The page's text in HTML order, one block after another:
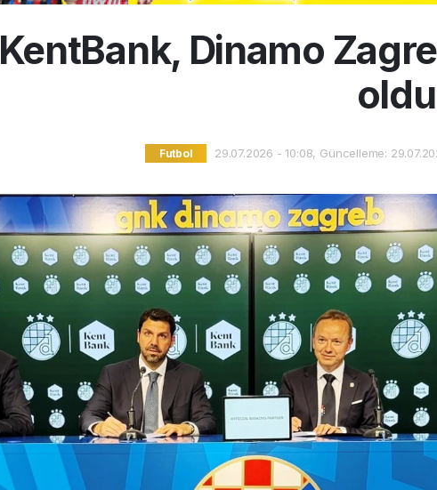
KentBank, Dinamo
oldu
Futbol 29.07.2026 - 10:08, Güncelleme: